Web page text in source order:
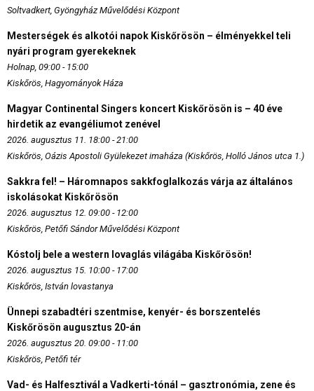
Soltvadkert, Gyöngyház Művelődési Központ
Mesterségek és alkotói napok Kiskőrösön – élményekkel teli
nyári program gyerekeknek
Holnap, 09:00 - 15:00
Kiskőrös, Hagyományok Háza
Magyar Continental Singers koncert Kiskőrösön is – 40 éve
hirdetik az evangéliumot zenével
2026. augusztus 11. 18:00 - 21:00
Kiskőrös, Oázis Apostoli Gyülekezet imaháza (Kiskőrös, Holló János utca 1.)
Sakkra fel! – Háromnapos sakkfoglalkozás várja az általános
iskolásokat Kiskőrösön
2026. augusztus 12. 09:00 - 12:00
Kiskőrös, Petőfi Sándor Művelődési Központ
Kóstolj bele a western lovaglás világába Kiskőrösön!
2026. augusztus 15. 10:00 - 17:00
Kiskőrös, István lovastanya
Ünnepi szabadtéri szentmise, kenyér- és borszentelés
Kiskőrösön augusztus 20-án
2026. augusztus 20. 09:00 - 11:00
Kiskőrös, Petőfi tér
Vad- és Halfesztivál a Vadkerti-tónál – gasztronómia, zene és